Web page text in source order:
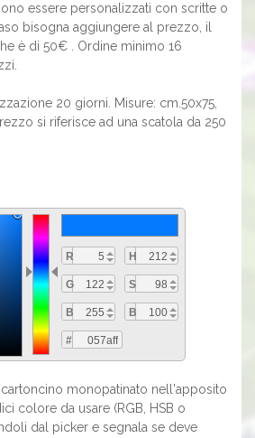
essere personalizzati con scritte o
bisogna aggiungere al prezzo, il
è di 50€ . Ordine minimo 16
20 giorni. Misure: cm.50x75,
si riferisce ad una scatola da 250
#
R
G
B
H
S
B
monopatinato nell'apposito
colore da usare (RGB, HSB o
dal picker e segnala se deve